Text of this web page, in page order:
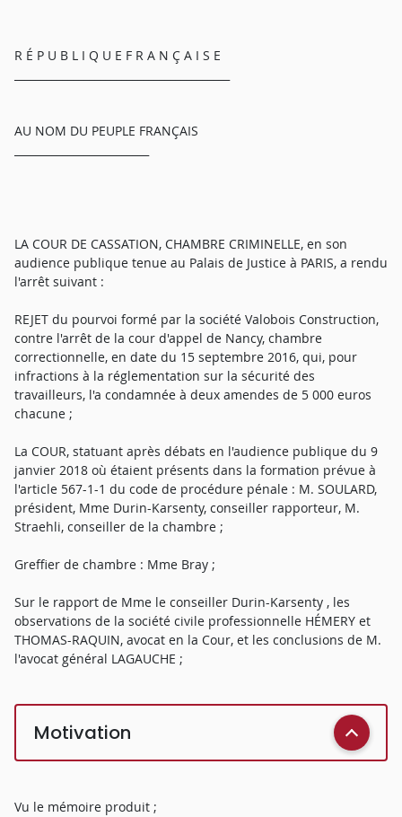
R É P U B L I Q U E F R A N Ç A I S E
AU NOM DU PEUPLE FRANÇAIS
LA COUR DE CASSATION, CHAMBRE CRIMINELLE, en son
audience publique tenue au Palais de Justice à PARIS, a rendu
l'arrêt suivant :
REJET du pourvoi formé par la société Valobois Construction,
contre l'arrêt de la cour d'appel de Nancy, chambre
correctionnelle, en date du 15 septembre 2016, qui, pour
infractions à la réglementation sur la sécurité des
travailleurs, l'a condamnée à deux amendes de 5 000 euros
chacune ;
La COUR, statuant après débats en l'audience publique du 9
janvier 2018 où étaient présents dans la formation prévue à
l'article 567-1-1 du code de procédure pénale : M. SOULARD,
président, Mme Durin-Karsenty, conseiller rapporteur, M.
Straehli, conseiller de la chambre ;
Greffier de chambre : Mme Bray ;
Sur le rapport de Mme le conseiller Durin-Karsenty , les
observations de la société civile professionnelle HÉMERY et
THOMAS-RAQUIN, avocat en la Cour, et les conclusions de M.
l'avocat général LAGAUCHE ;
Motivation
Vu le mémoire produit ;